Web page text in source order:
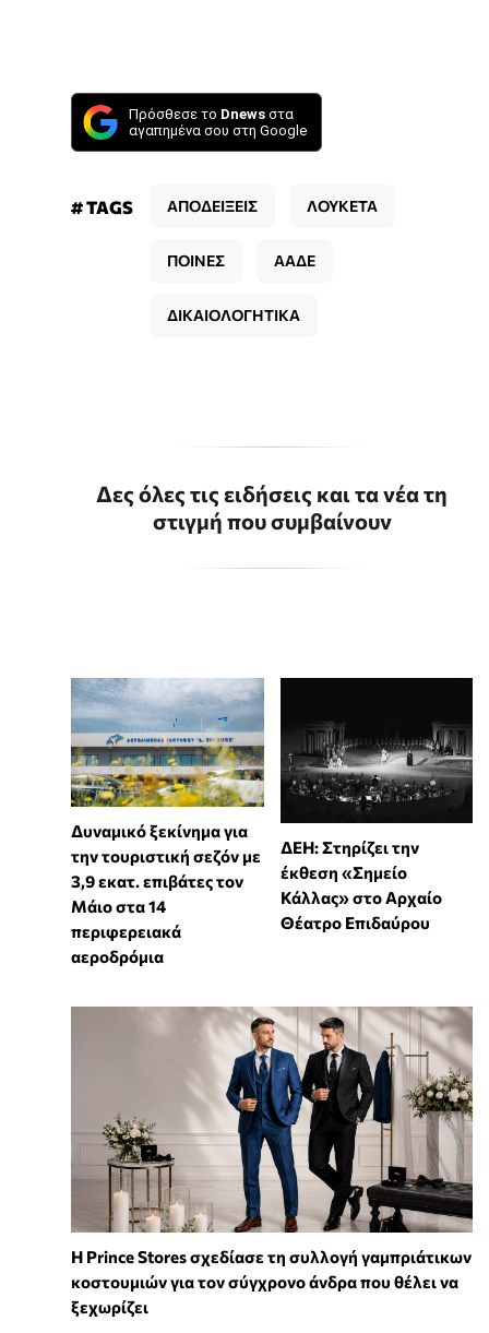
Πρόσθεσε το Dnews στα
αγαπημένα σου στη Google
# TAGS ΑΠΟΔΕΙΞΕΙΣ ΛΟΥΚΕΤΑ
ΠΟΙΝΕΣ ΑΑΔΕ
ΔΙΚΑΙΟΛΟΓΗΤΙΚΑ
Δες όλες τις ειδήσεις και τα νέα τη
στιγμή που συμβαίνουν
Δυναμικό ξεκίνημα για
την τουριστική σεζόν με
3,9 εκατ. επιβάτες τον
Μάιο στα 14
περιφερειακά
αεροδρόμια
ΔΕΗ: Στηρίζει την
έκθεση «Σημείο
Κάλλας» στο Αρχαίο
Θέατρο Επιδαύρου
Η Prince Stores σχεδίασε τη συλλογή γαμπριάτικων
κοστουμιών για τον σύγχρονο άνδρα που θέλει να
ξεχωρίζει